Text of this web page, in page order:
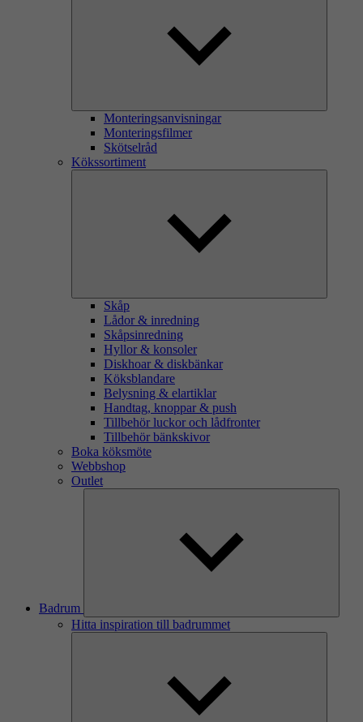
Monteringsanvisningar
Monteringsfilmer
Skötselråd
Kökssortiment
Skåp
Lådor & inredning
Skåpsinredning
Hyllor & konsoler
Diskhoar & diskbänkar
Köksblandare
Belysning & elartiklar
Handtag, knoppar & push
Tillbehör luckor och lådfronter
Tillbehör bänkskivor
Boka köksmöte
Webbshop
Outlet
Badrum
Hitta inspiration till badrummet